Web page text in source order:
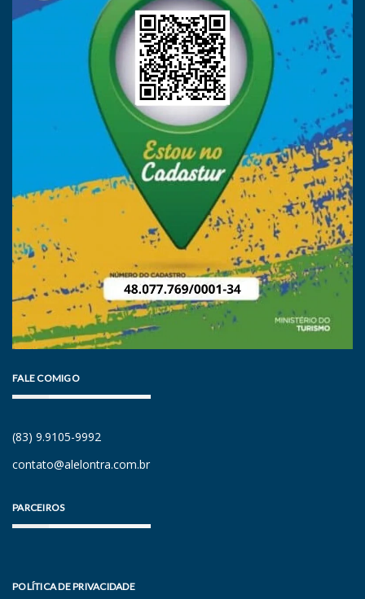
FALE COMIGO
(83) 9.9105-9992
contato@alelontra.com.br
PARCEIROS
POLÍTICA DE PRIVACIDADE